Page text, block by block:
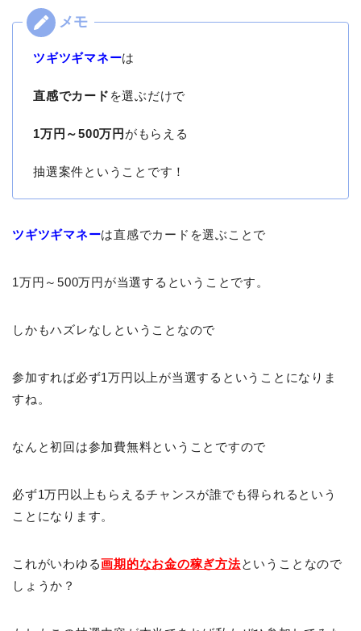
ツギツギマネーは
直感でカード を選ぶだけで
1万円～500万円 がもらえる
抽選案件ということです！
ツギツギマネーは直感でカードを選ぶことで
1万円～500万円が当選するということです。
しかもハズレなしということなので
参加すれば必ず1万円以上が当選するということになりま
すね。
なんと初回は参加費無料ということですので
必ず1万円以上もらえるチャンスが誰でも得られるという
ことになります。
これがいわゆる画期的なお金の稼ぎ方法ということなので
しょうか？